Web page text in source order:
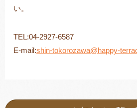
い。
TEL:04-2927-6587
E-mail:shin-tokorozawa@happy-